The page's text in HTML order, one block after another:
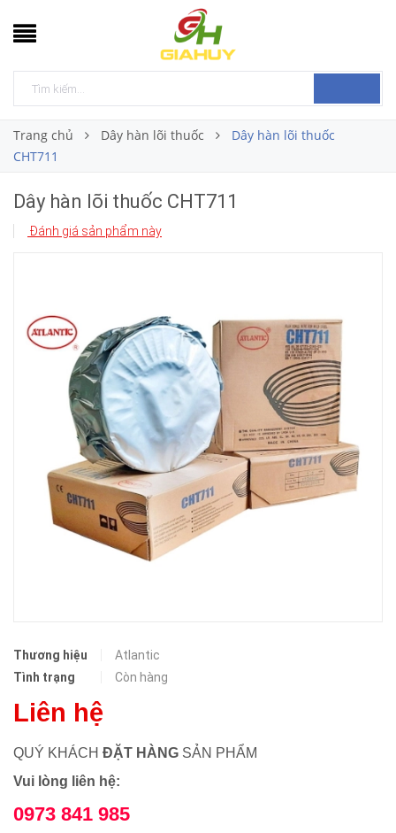
Trang chủ Dây hàn lõi thuốc
Dây hàn lõi thuốc
CHT711
Dây hàn lõi thuốc CHT711
Đánh giá sản phẩm này
Thương hiệu
Atlantic
Tình trạng
Còn hàng
Liên hệ
QUÝ KHÁCH ĐẶT HÀNG SẢN PHẨM
Vui lòng liên hệ:
0973 841 985